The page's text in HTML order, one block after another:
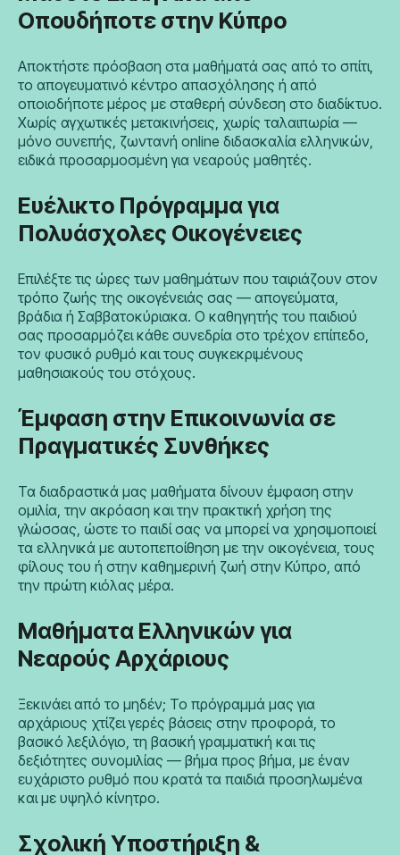
Οπουδήποτε στην Κύπρο
Αποκτήστε πρόσβαση στα μαθήματά σας από το σπίτι,
το απογευματινό κέντρο απασχόλησης ή από
οποιοδήποτε μέρος με σταθερή σύνδεση στο διαδίκτυο.
Χωρίς αγχωτικές μετακινήσεις, χωρίς ταλαιπωρία —
μόνο συνεπής, ζωντανή online διδασκαλία ελληνικών,
ειδικά προσαρμοσμένη για νεαρούς μαθητές.
Ευέλικτο Πρόγραμμα για
Πολυάσχολες Οικογένειες
Επιλέξτε τις ώρες των μαθημάτων που ταιριάζουν στον
τρόπο ζωής της οικογένειάς σας — απογεύματα,
βράδια ή Σαββατοκύριακα. Ο καθηγητής του παιδιού
σας προσαρμόζει κάθε συνεδρία στο τρέχον επίπεδο,
τον φυσικό ρυθμό και τους συγκεκριμένους
μαθησιακούς του στόχους.
Έμφαση στην Επικοινωνία σε
Πραγματικές Συνθήκες
Τα διαδραστικά μας μαθήματα δίνουν έμφαση στην
ομιλία, την ακρόαση και την πρακτική χρήση της
γλώσσας, ώστε το παιδί σας να μπορεί να χρησιμοποιεί
τα ελληνικά με αυτοπεποίθηση με την οικογένεια, τους
φίλους του ή στην καθημερινή ζωή στην Κύπρο, από
την πρώτη κιόλας μέρα.
Μαθήματα Ελληνικών για
Νεαρούς Αρχάριους
Ξεκινάει από το μηδέν; Το πρόγραμμά μας για
αρχάριους χτίζει γερές βάσεις στην προφορά, το
βασικό λεξιλόγιο, τη βασική γραμματική και τις
δεξιότητες συνομιλίας — βήμα προς βήμα, με έναν
ευχάριστο ρυθμό που κρατά τα παιδιά προσηλωμένα
και με υψηλό κίνητρο.
Σχολική Υποστήριξη &